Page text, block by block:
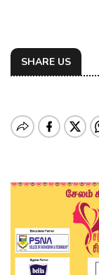
SHARE US